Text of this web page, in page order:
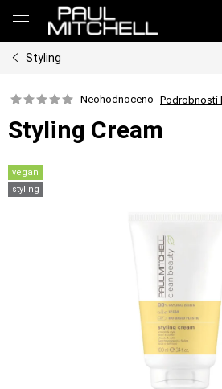
obsah
Styling
Neohodnoceno Podrobnosti
Styling Cream
vegan
styling